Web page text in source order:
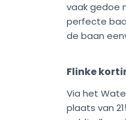
vaak gedoe
perfecte
de baan
Flinke
Via het
plaats van